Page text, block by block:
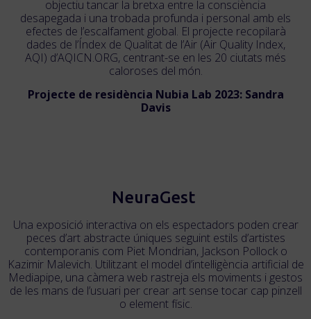
objectiu tancar la bretxa entre la consciència
desapegada i una trobada profunda i personal amb els
efectes de l’escalfament global. El projecte recopilarà
dades de l’Índex de Qualitat de l’Air (Air Quality Index,
AQI) d’AQICN.ORG, centrant-se en les 20 ciutats més
caloroses del món.
Projecte de residència Nubia Lab 2023: Sandra
Davis
NeuraGest
Una exposició interactiva on els espectadors poden crear
peces d’art abstracte úniques seguint estils d’artistes
contemporanis com Piet Mondrian, Jackson Pollock o
Kazimir Malevich. Utilitzant el model d’intel·ligència artificial de
Mediapipe, una càmera web rastreja els moviments i gestos
de les mans de l’usuari per crear art sense tocar cap pinzell
o element físic.